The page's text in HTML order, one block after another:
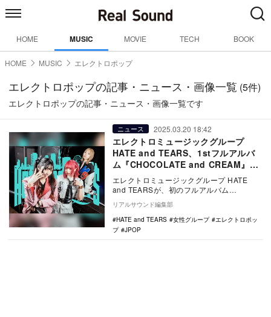
HOME MUSIC MOVIE TECH BOOK
HOME MUSIC エレクトロポップ
エレクトロポップの記事・ニュース・画像一覧 (5件)
エレクトロポップの記事・ニュース・画像一覧です
ニュース 2025.03.20 18:42
エレクトロミュージックグループ
HATE and TEARS、1stフルアルバ
ム『CHOCOLATE and CREAM』リ
リース
エレクトロミュージックグループ HATE
and TEARSが、初のフルアルバム
『CHOCOLATE and CREAM』を、ワ…
リアルサウンド編集部
HATE and TEARS
女性グループ
エレクトロポッ
プ
JPOP